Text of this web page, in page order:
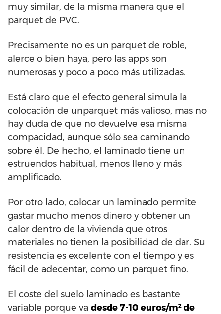
muy similar, de la misma manera que el
parquet de PVC.
Precisamente no es un parquet de roble,
alerce o bien haya, pero las apps son
numerosas y poco a poco más utilizadas.
Está claro que el efecto general simula la
colocación de unparquet más valioso, mas no
hay duda de que no devuelve esa misma
compacidad, aunque sólo sea caminando
sobre él. De hecho, el laminado tiene un
estruendos habitual, menos lleno y más
amplificado.
Por otro lado, colocar un laminado permite
gastar mucho menos dinero y obtener un
calor dentro de la vivienda que otros
materiales no tienen la posibilidad de dar. Su
resistencia es excelente con el tiempo y es
fácil de adecentar, como un parquet fino.
El coste del suelo laminado es bastante
variable porque va desde 7-10 euros/m² de